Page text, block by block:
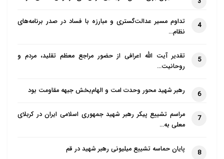
4
تداوم مسیر عدالت‌گستری و مبارزه با فساد در صدر برنامه‌های
نظام…
5
تقدیر آیت الله اعرافی از حضور مراجع معظم تقلید، مردم و
روحانیت…
6 رهبر شهید محور وحدت امت و الهام‌بخش جبهه مقاومت بود
7
مراسم تشییع پیکر رهبر شهید جمهوری اسلامی ایران در کربلای
معلی به…
8 پایان حماسه تشییع میلیونی رهبر شهید در قم